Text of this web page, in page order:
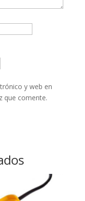
y web en
que comente.